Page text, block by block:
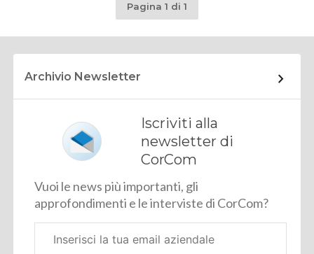
Pagina 1 di 1
Archivio Newsletter
Iscriviti alla
newsletter di
CorCom
Vuoi le news più importanti, gli
approfondimenti e le interviste di CorCom?
aziendale